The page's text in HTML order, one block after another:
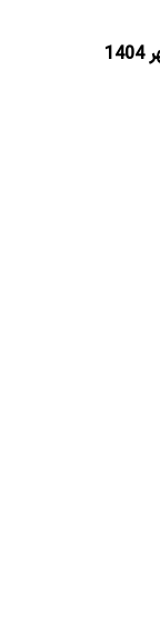
قیمت سیمان امروز 30 مهر 1404